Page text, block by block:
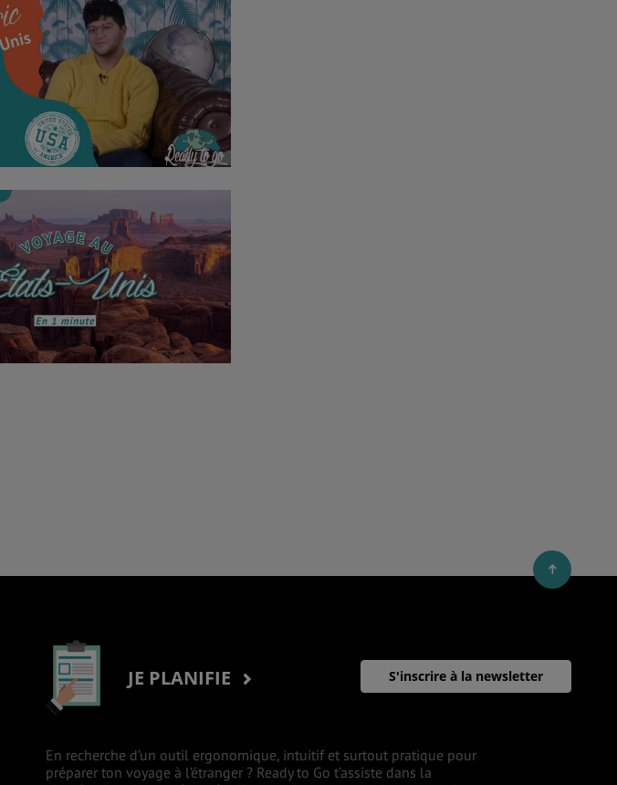
S'inscrire à la newsletter
JE PLANIFIE
En recherche d’un outil ergonomique, intuitif et surtout pratique pour
préparer ton voyage à l’étranger ? Ready to Go t’assiste dans la